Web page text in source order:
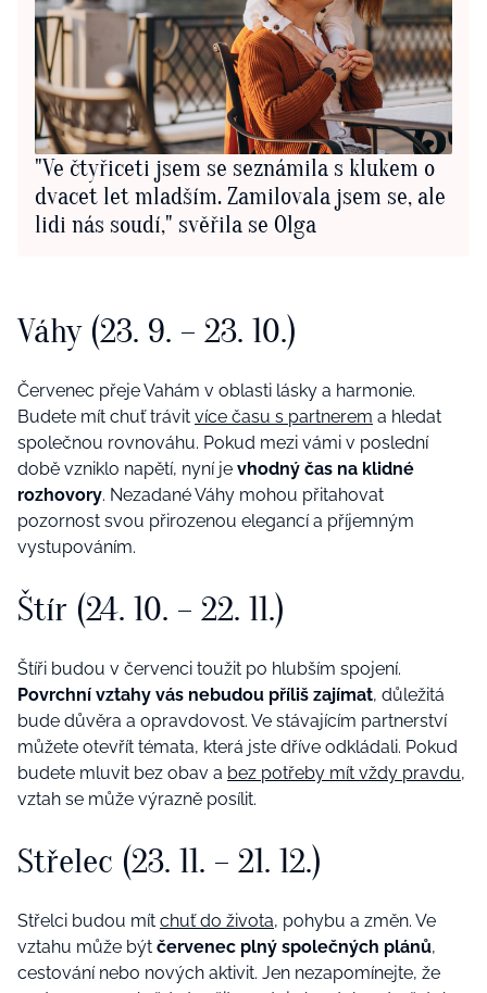
"Ve čtyřiceti jsem se seznámila s klukem o
dvacet let mladším. Zamilovala jsem se, ale
lidi nás soudí," svěřila se Olga
Váhy (23. 9. – 23. 10.)
Červenec přeje Vahám v oblasti lásky a harmonie.
Budete mít chuť trávit více času s partnerem a hledat
společnou rovnováhu. Pokud mezi vámi v poslední
době vzniklo napětí, nyní je vhodný čas na klidné
rozhovory. Nezadané Váhy mohou přitahovat
pozornost svou přirozenou elegancí a příjemným
vystupováním.
Štír (24. 10. – 22. 11.)
Štíři budou v červenci toužit po hlubším spojení.
Povrchní vztahy vás nebudou příliš zajímat, důležitá
bude důvěra a opravdovost. Ve stávajícím partnerství
můžete otevřít témata, která jste dříve odkládali. Pokud
budete mluvit bez obav a bez potřeby mít vždy pravdu,
vztah se může výrazně posílit.
Střelec (23. 11. – 21. 12.)
Střelci budou mít chuť do života, pohybu a změn. Ve
vztahu může být červenec plný společných plánů,
cestování nebo nových aktivit. Jen nezapomínejte, že